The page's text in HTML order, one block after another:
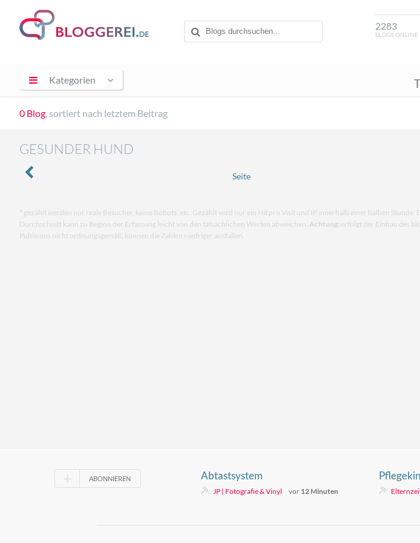
2283
BLOGS ONLINE
Kategorien
0 Blog, sortiert nach letztem Beitrag
GESUNDER HUND
Seite
* gezählt werden nur reale Besucher, keine Robots, etc. Gezählt wird nur ein Hit pro Visit und IP innerhalb einer halben Stunde.
Durchschnitt kann zu Beginn der Erfassung leicht von den tatsächlichen Werten abweichen. Achtung: erfolgt der Einbau des
Publicons nicht ordnungsgemäß, können die Zahlen niedriger ausfallen.
ABONNIEREN Abtastsystem
JP | Fotografie & Vinyl vor 12 Minuten